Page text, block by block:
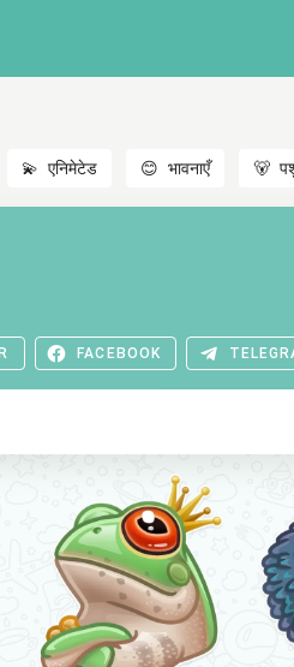
💫 एनिमेटेड 😊 भावनाएँ 🐻
FACEBOOK